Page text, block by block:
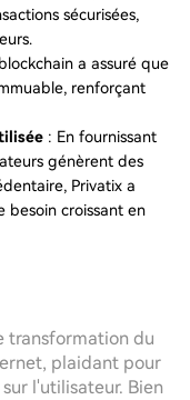
sécurisées,
a assuré que
renforçant
: En fournissant
génèrent des
Privatix a
besoin croissant en
transformation du
plaidant pour
l'utilisateur. Bien